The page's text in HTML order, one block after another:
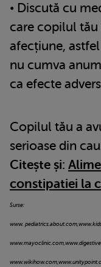
• Discută cu
care copilul
afecțiune,
nu cumva
ca efecte
Copilul tău a
serioase din
Citește și:
constipatiei la
Surse:
www.